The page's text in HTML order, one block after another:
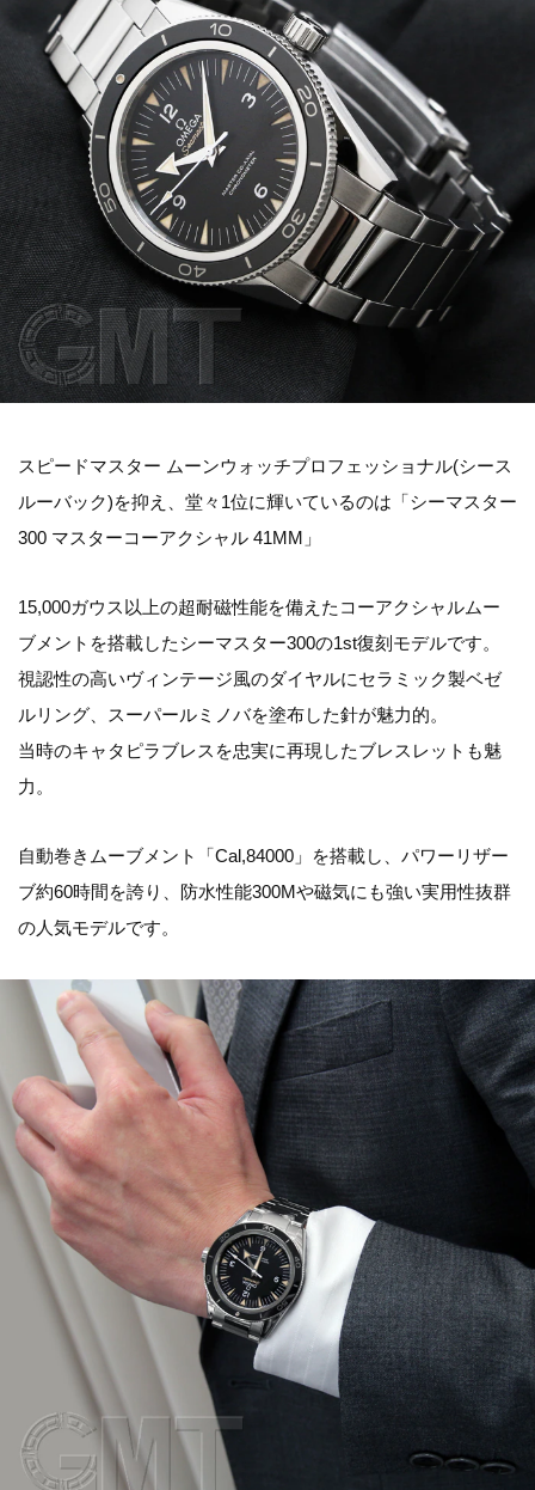
スピードマスター ムーンウォッチプロフェッショナル(シース
ルーバック)を抑え、堂々1位に輝いているのは「シーマスター
300 マスターコーアクシャル 41MM」
15,000ガウス以上の超耐磁性能を備えたコーアクシャルムー
ブメントを搭載したシーマスター300の1st復刻モデルです。
視認性の高いヴィンテージ風のダイヤルにセラミック製ベゼ
ルリング、スーパールミノバを塗布した針が魅力的。
当時のキャタピラブレスを忠実に再現したブレスレットも魅
力。
自動巻きムーブメント「Cal,84000」を搭載し、パワーリザー
ブ約60時間を誇り、防水性能300Mや磁気にも強い実用性抜群
の人気モデルです。